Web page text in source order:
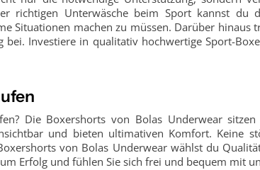
richtigen Unterwäsche beim Sport kannst
Situationen machen zu müssen. Darüber hinaus
Investiere in qualitativ hochwertige Sport-
Die Boxershorts von Bolas Underwear
und bieten ultimativen Komfort. Keine
von Bolas Underwear wählst du
Erfolg und fühlen Sie sich frei und bequem mit